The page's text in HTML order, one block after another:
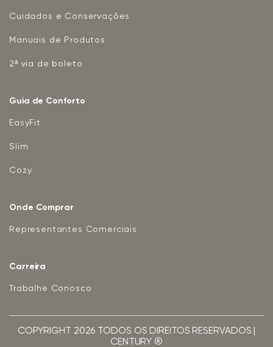
Cuidados e Conservações
Manuais de Produtos
2ª via de boleto
Guia de Conforto
EasyFit
Slim
Cozy
Onde Comprar
Representantes Comerciais
Carreira
Trabalhe Conosco
COPYRIGHT 2026 TODOS OS DIREITOS RESERVADOS |
CENTURY ®